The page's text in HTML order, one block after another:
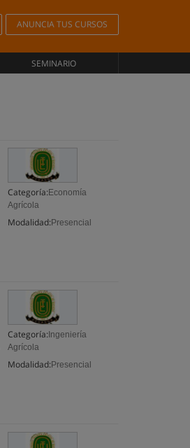
ANUNCIA TUS CURSOS
SEMINARIO
Categoría: Economía
Agrícola
Modalidad: Presencial
Categoría: Ingeniería
Agrícola
Modalidad: Presencial